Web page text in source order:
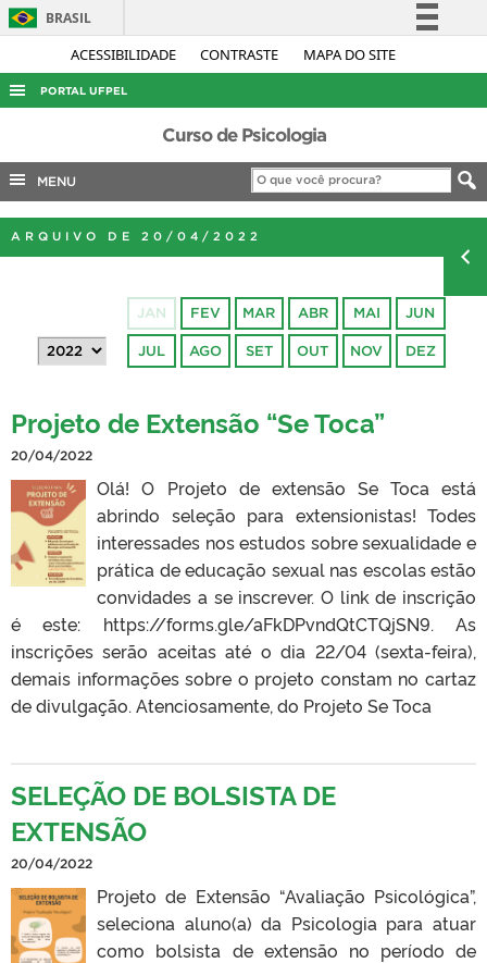
ACESSIBILIDADE CONTRASTE MAPA DO SITE
BRASIL
Simplifique!
Acesso à informação
Legislação
Canais
PORTAL UFPEL
ACESSO À INFORMAÇÃO
AUDITORIA
COBALTO
CONCURSOS
OUVIDORIA
TELEFONES
Curso de Psicologia
MENU
ARQUIVO DE 20/04/2022
JAN FEV MAR ABR MAI JUN
JUL AGO SET OUT NOV DEZ
Projeto de Extensão “Se Toca”
20/04/2022
Olá! O Projeto de extensão Se Toca está
abrindo seleção para extensionistas! Todes
interessades nos estudos sobre sexualidade e
prática de educação sexual nas escolas estão
convidades a se inscrever. O link de inscrição
é este: https://forms.gle/aFkDPvndQtCTQjSN9. As
inscrições serão aceitas até o dia 22/04 (sexta-feira),
demais informações sobre o projeto constam no cartaz
de divulgação. Atenciosamente, do Projeto Se Toca
SELEÇÃO DE BOLSISTA DE
EXTENSÃO
20/04/2022
Projeto de Extensão “Avaliação Psicológica”,
seleciona aluno(a) da Psicologia para atuar
como bolsista de extensão no período de